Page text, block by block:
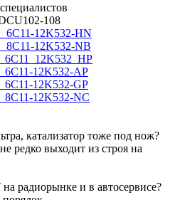
108
12K532-HN
12K532-NB
12K532-AP
12K532-GP
12K532-NC
катализатор тоже под нож?
редко выходит из строя на
радиорынке и в автосервисе?